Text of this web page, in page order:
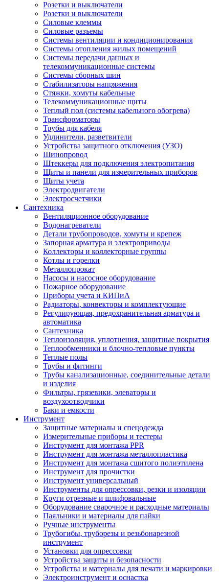
Розетки и выключатели
Розетки и выключатели
Силовые клеммы
Силовые разъемы
Системы вентиляции и кондиционирования
Системы отопления жилых помещений
Системы передачи данных и
телекоммуникационные системы
Системы сборных шин
Стабилизаторы напряжения
Стяжки, хомуты кабельные
Телекоммуникационные щиты
Теплый пол (системы кабельного обогрева)
Трансформаторы
Трубы для кабеля
Удлинители, разветвители
Устройства защитного отключения (УЗО)
Шинопровод
Штеккеры для подключения электропитания
Щиты и панели для измерительных приборов
Щиты учета
Электродвигатели
Электросчетчики
Сантехника
Вентиляционное оборудование
Водонагреватели
Детали трубопроводов, хомуты и крепеж
Запорная арматура и электроприводы
Коллекторы и коллекторные группы
Котлы и горелки
Металлопрокат
Насосы и насосное оборудование
Пожарное оборудование
Приборы учета и КИПиА
Радиаторы, конвекторы и комплектующие
Регулирующая, предохранительная арматура и
автоматика
Сантехника
Теплоизоляция, уплотнения, защитные покрытия
Теплообменники и блочно-тепловые пункты
Теплые полы
Трубы и фитинги
Трубы канализационные, соединительные детали
и изделия
Фильтры, грязевики, элеваторы и
воздухоотводчики
Баки и емкости
Инструмент
Защитные материалы и спецодежда
Измерительные приборы и тестеры
Инструмент для монтажа PPR
Инструмент для монтажа металлопластика
Инструмент для монтажа сшитого полиэтилена
Инструмент для прочистки
Инструмент универсальный
Инструменты для опрессовки, резки и изоляции
Круги отрезные и шлифовальные
Оборудование сварочное и расходные материалы
Паяльники и материалы для пайки
Ручные инструменты
Трубогибы, труборезы и резьбонарезной
инструмент
Установки для опрессовки
Устройства защиты и безопасности
Устройства и материалы для печати и маркировки
Электроинструмент и оснастка